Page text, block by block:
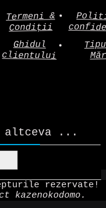
Termeni &
Condiții
Ghidul
clientului
altceva ...
rezervate!
kazenokodomo.